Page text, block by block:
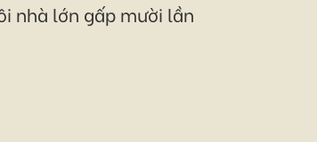
nhà lớn gấp mười lần